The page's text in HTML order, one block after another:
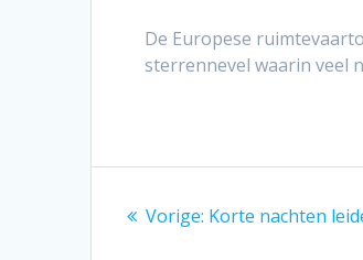
De Europese
sterrennevel waarin veel
navigatie
Vorige: Vorig
Korte nachten